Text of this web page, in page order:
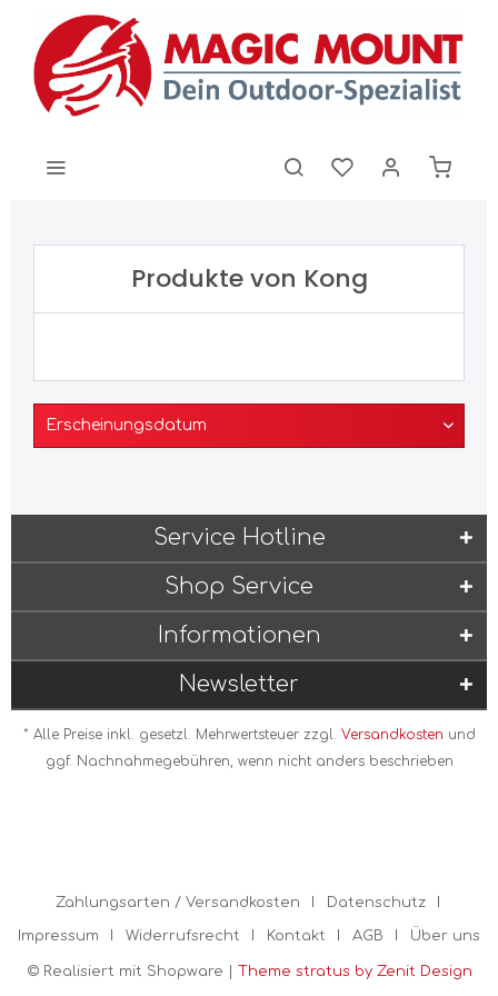
Produkte von Kong
Service Hotline
Shop Service
Informationen
Newsletter
* Alle Preise inkl. gesetzl. Mehrwertsteuer zzgl. Versandkosten und
ggf. Nachnahmegebühren, wenn nicht anders beschrieben
Zahlungsarten / Versandkosten Datenschutz
Impressum Widerrufsrecht Kontakt AGB Über uns
© Realisiert mit Shopware | Theme stratus by Zenit Design